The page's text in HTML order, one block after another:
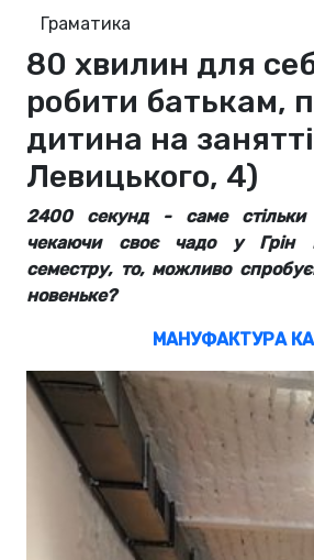
Граматика
80 хвилин для
робити батькам,
дитина на
Левицького, 4)
2400 секунд - саме стільки
чекаючи своє чадо у Грін
семестру, то, можливо
новеньке?
МАНУФАКТУРА